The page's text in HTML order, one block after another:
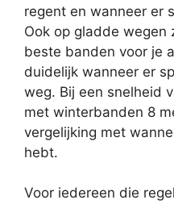
regent en wanneer er
Ook op gladde wegen
beste banden voor je
duidelijk wanneer er
weg. Bij een snelheid
met winterbanden 8
vergelijking met
hebt.
Voor iedereen die